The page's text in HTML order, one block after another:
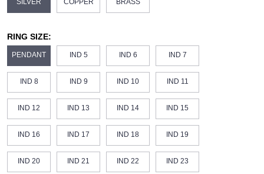
SILVER COPPER BRASS
RING SIZE:
PENDANT IND 5 IND 6 IND 7
IND 8 IND 9 IND 10 IND 11
IND 12 IND 13 IND 14 IND 15
IND 16 IND 17 IND 18 IND 19
IND 20 IND 21 IND 22 IND 23